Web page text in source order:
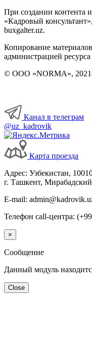
При создании контента
«Кадровый
buxgalter.uz.
Копирование
администрацией
© ООО «NORMA»,
Канал в телеграм
@uz_kadrovik
Карта проезда
Адрес: Узбекистан,
г. Ташкент,
E-mail:
Телефон call-центра:
×
Сообщение
Данный модуль
Close